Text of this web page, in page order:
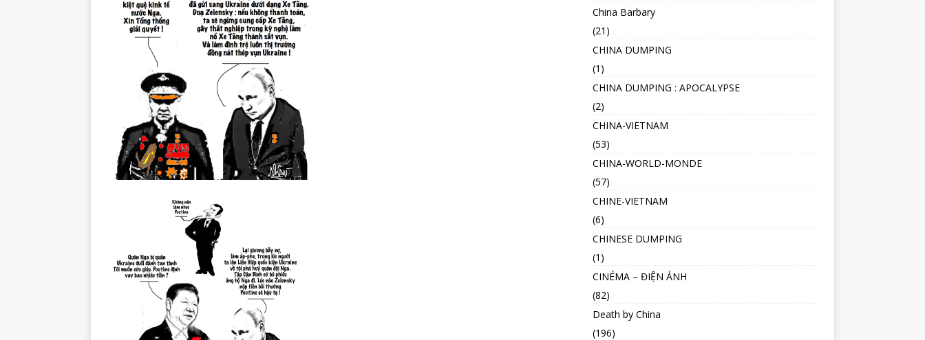
China Barbary
(21)
CHINA DUMPING
(1)
CHINA DUMPING : APOCALYPSE
(2)
CHINA-VIETNAM
(53)
CHINA-WORLD-MONDE
(57)
CHINE-VIETNAM
(6)
CHINESE DUMPING
(1)
CINÉMA – ĐIỆN ẢNH
(82)
Death by China
(196)